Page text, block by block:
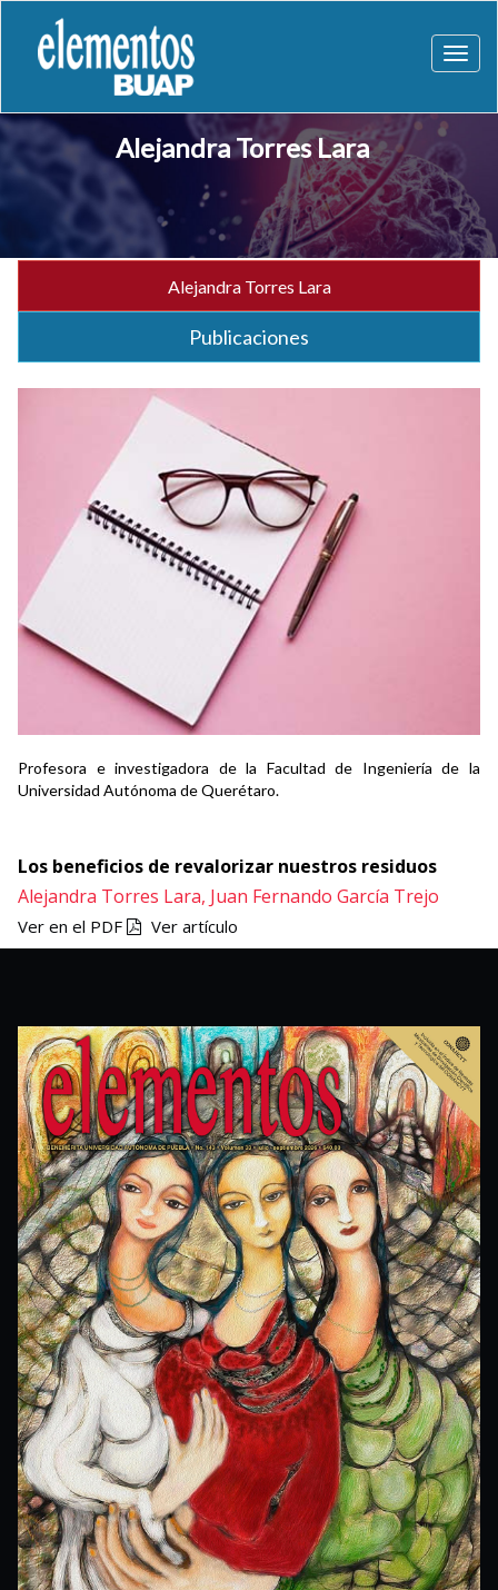
Alejandra Torres Lara
Alejandra Torres Lara
Publicaciones
Profesora e investigadora de la Facultad de Ingeniería de la
Universidad Autónoma de Querétaro.
Los beneficios de revalorizar nuestros residuos
Alejandra Torres Lara, Juan Fernando García Trejo
Ver en el PDF Ver artículo